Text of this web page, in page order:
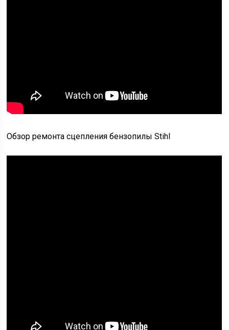
Обзор ремонта сцепления бензопилы Stihl